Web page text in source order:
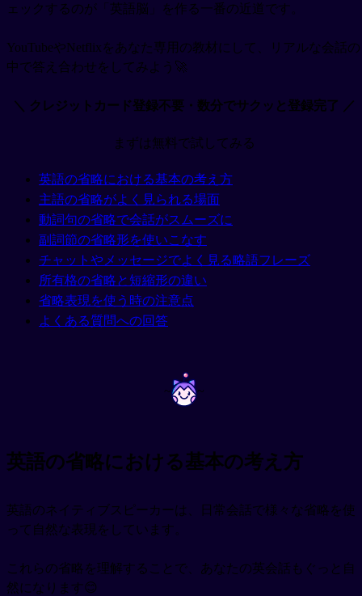
ェックするのが「英語脳」を作る一番の近道です。
YouTubeやNetflixをあなた専用の教材にして、リアルな会話の
中で答え合わせをしてみよう🚀
＼ クレジットカード登録不要・数分でサクッと登録完了 ／
まずは無料で試してみる
英語の省略における基本の考え方
主語の省略がよく見られる場面
動詞句の省略で会話がスムーズに
副詞節の省略形を使いこなす
チャットやメッセージでよく見る略語フレーズ
所有格の省略と短縮形の違い
省略表現を使う時の注意点
よくある質問への回答
~ ~
英語の省略における基本の考え方
英語のネイティブスピーカーは、日常会話で様々な省略を使
って自然な表現をしています。
これらの省略を理解することで、あなたの英会話もぐっと自
然になります😊